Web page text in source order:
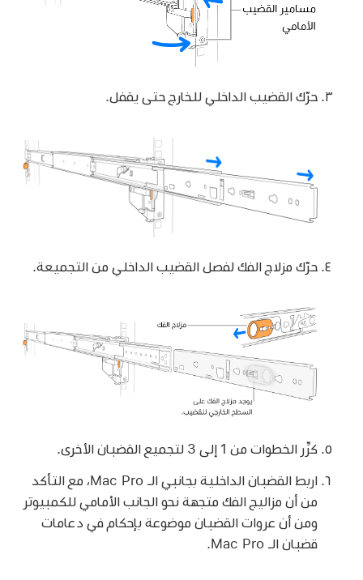
حرّك القضيب الداخلي للخارج حتى يقفل.
حرّك مزلاج الفك لفصل القضيب الداخلي من التجميعة.
كرِّر الخطوات من 1 إلى 3 لتجميع القضبان الأخرى.
اربط القضبان الداخلية بجانبي الـ Mac Pro، مع التأكد
من أن مزاليج الفك متجهة نحو الجانب الأمامي للكمبيوتر
ومن أن عروات القضبان موضوعة بإحكام في دعامات
قضبان الـ Mac Pro.